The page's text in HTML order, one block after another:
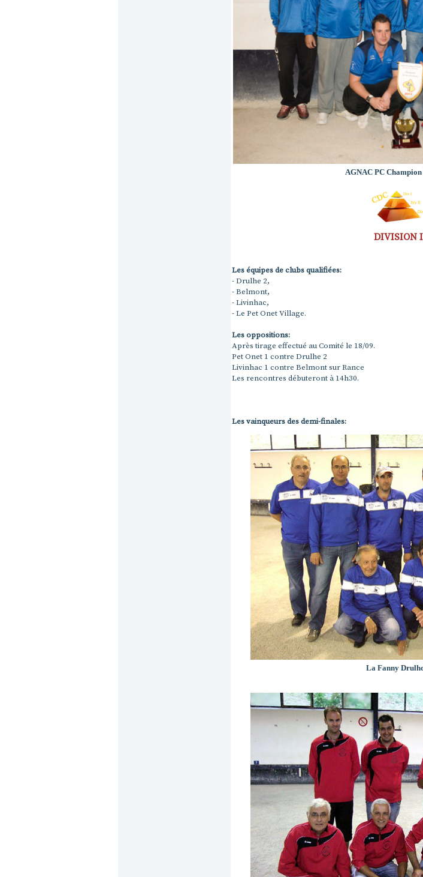
AGNAC PC
DIVISION
Les équipes de clubs qualifiées:
- Drulhe 2,
- Belmont,
- Livinhac,
- Le Pet Onet Village.
Les oppositions:
Après tirage effectué au Comité le 18/09.
Pet Onet 1 contre Drulhe 2
Livinhac 1 contre Belmont sur Rance
Les rencontres débuteront à 14h30.
Les vainqueurs des demi-finales:
La Fanny